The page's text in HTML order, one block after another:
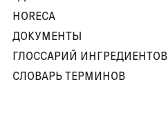
HORECA
ДОКУМЕНТЫ
ГЛОССАРИЙ ИНГРЕДИЕНТОВ
СЛОВАРЬ ТЕРМИНОВ